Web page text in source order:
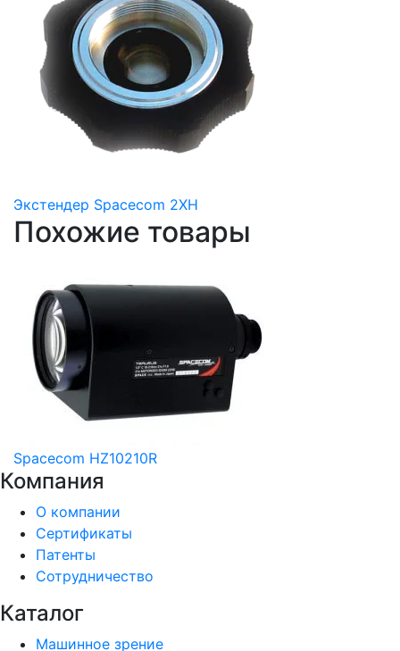
Экстендер Spacecom 2XH
Похожие товары
Spacecom HZ10210R
Компания
О компании
Сертификаты
Патенты
Сотрудничество
Каталог
Машинное зрение